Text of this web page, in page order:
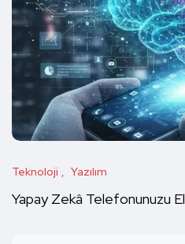
Teknoloji Yazılım
Yapay Zekâ Telefonunuzu